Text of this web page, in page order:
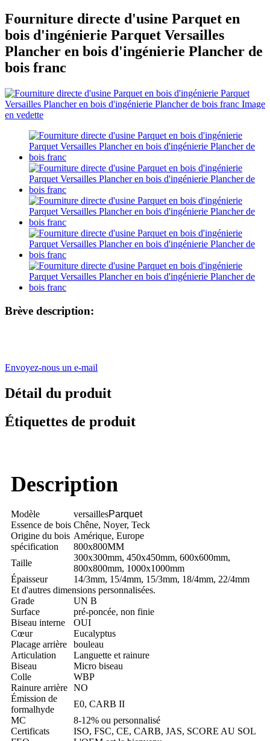
Fourniture directe d'usine Parquet en
bois d'ingénierie Parquet Versailles
Plancher en bois d'ingénierie Plancher de
bois franc
Brève description:
Envoyez-nous un e-mail
Détail du produit
Étiquettes de produit
Description
Modèle versaillesParquet
Essence de bois Chêne, Noyer, Teck
Origine du bois Amérique, Europe
spécification
800x800MM
Taille
300x300mm, 450x450mm, 600x600mm,
800x800mm, 1000x1000mm
Épaisseur
14/3mm, 15/4mm, 15/3mm, 18/4mm, 22/4mm
Et d'autres dimensions personnalisées.
Grade
UN B
Surface
pré-poncée, non finie
Biseau interne
OUI
Cœur
Eucalyptus
Placage arrière
bouleau
Articulation
Languette et rainure
Biseau
Micro biseau
Colle
WBP
Rainure arrière NO
Émission de
formalhyde
E0, CARB II
MC
8-12% ou personnalisé
Certificats
ISO, FSC, CE, CARB, JAS, SCORE AU SOL